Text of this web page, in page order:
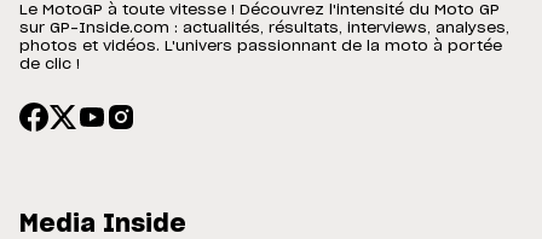
Le MotoGP à toute vitesse ! Découvrez l'intensité du Moto GP
sur GP-Inside.com : actualités, résultats, interviews, analyses,
photos et vidéos. L'univers passionnant de la moto à portée
de clic !
Media Inside